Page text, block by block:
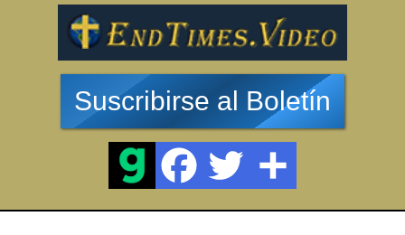
Suscribirse al Boletín